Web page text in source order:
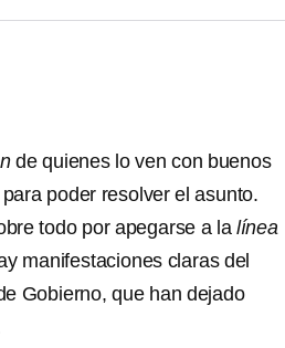
de quienes lo ven con buenos
poder resolver el asunto.
todo por apegarse a la línea
manifestaciones claras del
Gobierno, que han dejado